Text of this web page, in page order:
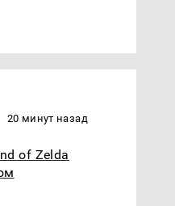
20 минут назад
of Zelda